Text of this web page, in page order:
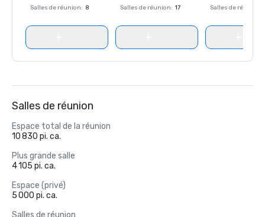
Salles de réunion: 8
Salles de réunion: 17
Salles de réunion
Salles de réunion
Espace total de la réunion
10 830 pi. ca.
Plus grande salle
4 105 pi. ca.
Espace (privé)
5 000 pi. ca.
Salles de réunion